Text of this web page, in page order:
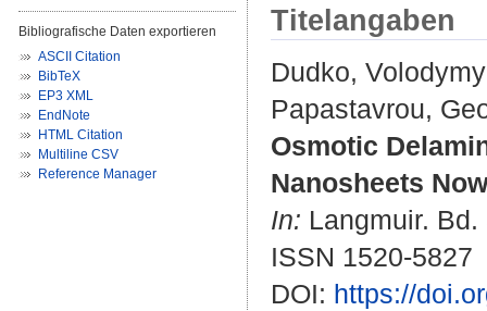
Bibliografische Daten exportieren
ASCII Citation
BibTeX
EP3 XML
EndNote
HTML Citation
Multiline CSV
Reference Manager
Titelangaben
Dudko,
Papastavrou,
Osmotic
Nanosheets
In: Langmuir.
ISSN 1520-5827
DOI: https://